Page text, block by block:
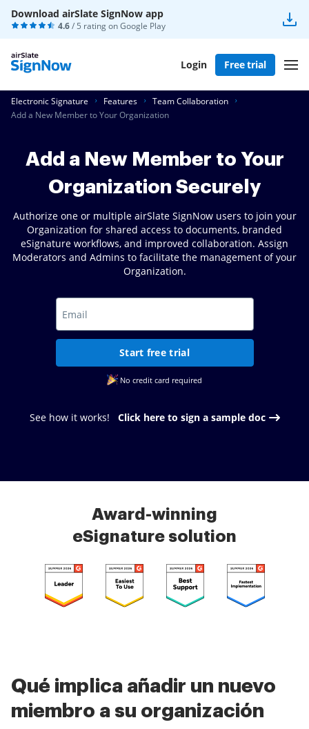
Download airSlate SignNow app
4.6/ 5 rating onGoogle Play
Login Free trial
Electronic Signature Features
Team Collaboration
Add a New Member to Your Organization
Add a New Member to Your
Organization Securely
Authorize one or multiple airSlate SignNow users to join your
Organization for shared access to documents, branded
eSignature workflows, and improved collaboration. Assign
Moderators and Admins to facilitate the management of your
Organization.
Start free trial
No credit card required
See how it works! Click here to sign a sample doc
Award-winning
eSignature solution
Qué implica añadir un nuevo
miembro a su organización